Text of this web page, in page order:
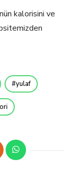
kalorisini ve
yulaf